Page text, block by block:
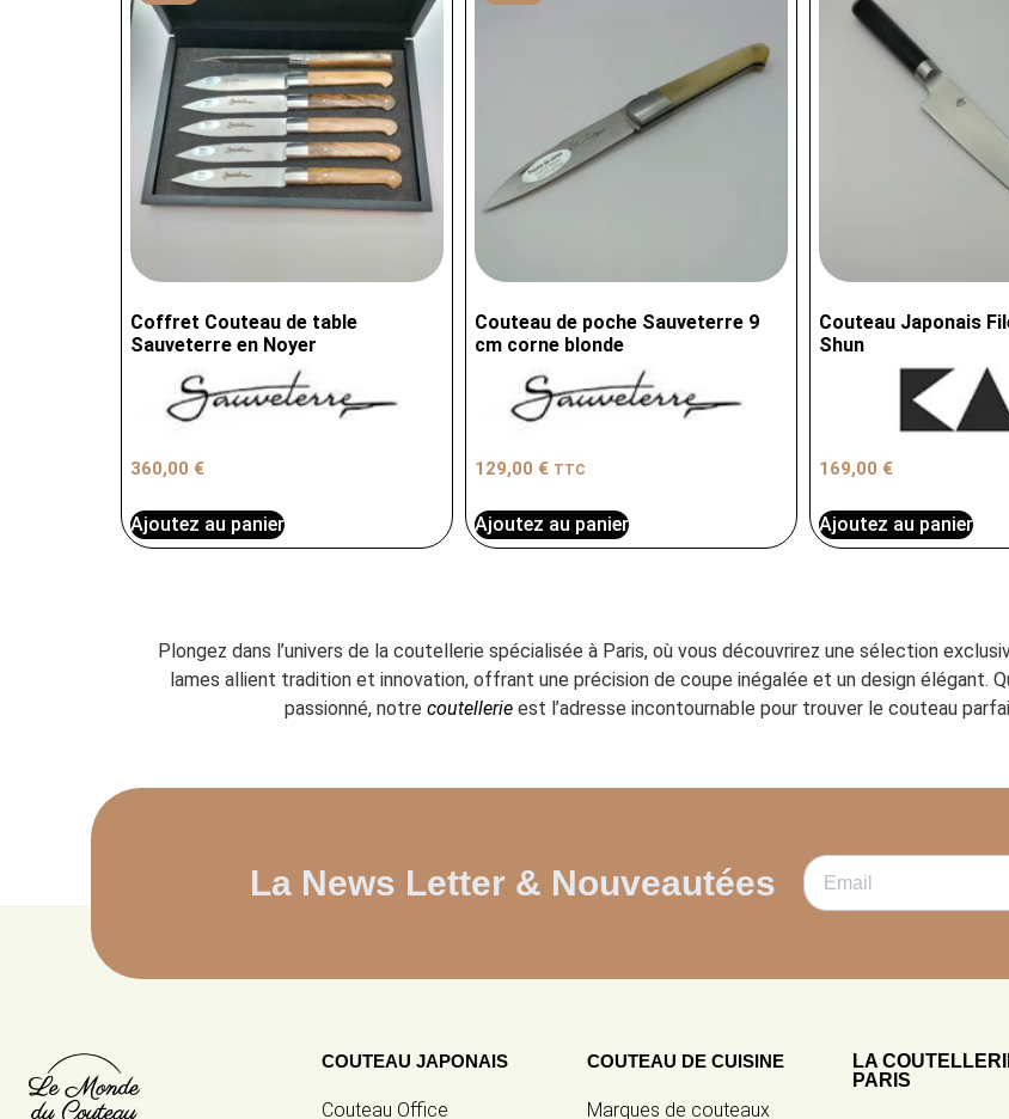
Coffret Couteau de table
Sauveterre en Noyer
360,00 €
Ajoutez au panier
Couteau de poche Sauveterre 9
cm corne blonde
129,00 € TTC
Ajoutez au panier
Couteau Japonais
Shun
169,00 €
Ajoutez au panier
Plongez dans l’univers de la coutellerie spécialisée à Paris, où vous découvrirez une sélection
lames allient tradition et innovation, offrant une précision de coupe inégalée et un design élégant.
passionné, notre coutellerieest l’adresse incontournable pour trouver le couteau
La News Letter & Nouveautées
COUTEAU JAPONAIS
Couteau Office
COUTEAU DE CUISINE
Marques de couteaux
LA
PARIS